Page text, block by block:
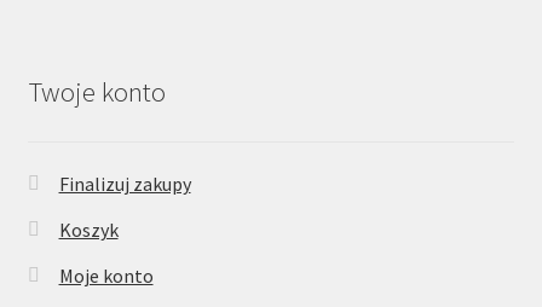
Twoje konto
Finalizuj zakupy
Koszyk
Moje konto